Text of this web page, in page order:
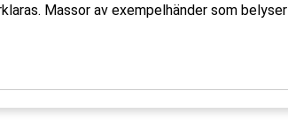
Massor av exempelhänder som belyser